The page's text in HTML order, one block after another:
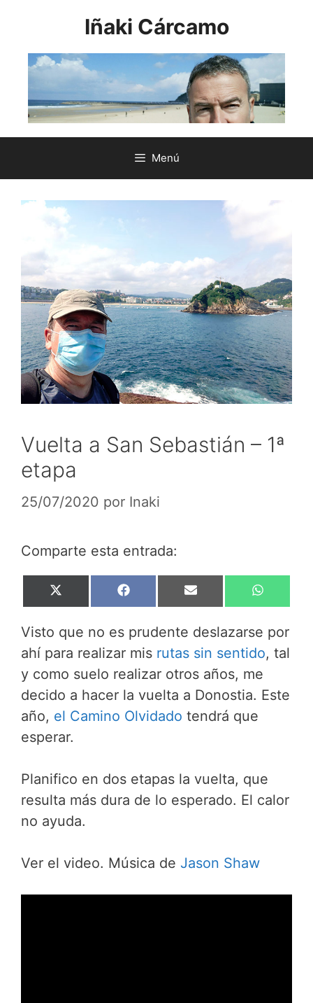
contenido
Iñaki Cárcamo
Menú
Vuelta a San Sebastián – 1ª
etapa
25/07/2020 por Inaki
Comparte esta entrada:
Compartir
en
(
w
i
t
t
e
r
)
Compartir
en
a
e
b
o
o
k
Compartir
en
m
i
l
en
h
t
s
A
p
Visto que no es prudente deslazarse por
ahí para realizar mis rutas sin sentido, tal
y como suelo realizar otros años, me
decido a hacer la vuelta a Donostia. Este
año, el Camino Olvidado tendrá que
esperar.
Planifico en dos etapas la vuelta, que
resulta más dura de lo esperado. El calor
no ayuda.
Ver el video. Música de Jason Shaw